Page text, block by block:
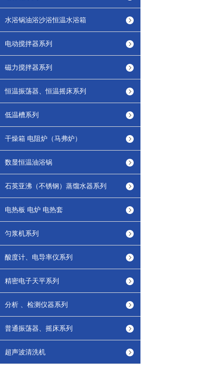
水浴锅油浴沙浴恒温水浴箱
电动搅拌器系列
磁力搅拌器系列
恒温振荡器、恒温摇床系列
低温槽系列
干燥箱 电阻炉（马弗炉）
数显恒温油浴锅
石英亚沸（不锈钢）蒸馏水器系列
电热板 电炉 电热套
匀浆机系列
酸度计、电导率仪系列
精密电子天平系列
分析 、检测仪器系列
普通振荡器、摇床系列
超声波清洗机